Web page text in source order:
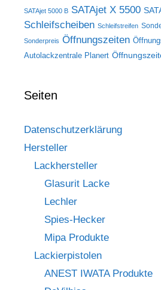
SATAjet 5000 B SATAjet X 5500
Schleifscheiben Schleifstreifen
Sonderpreis Öffnungszeiten
Autolackzentrale Planert
Seiten
Datenschutzerklärung
Hersteller
Lackhersteller
Glasurit Lacke
Lechler
Spies-Hecker
Mipa Produkte
Lackierpistolen
ANEST IWATA Produkte